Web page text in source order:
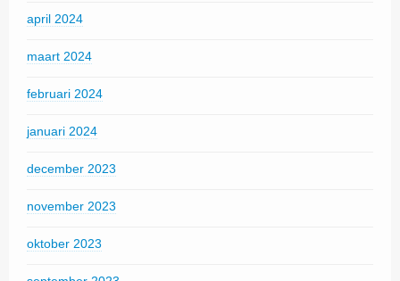
april 2024
maart 2024
februari 2024
januari 2024
december 2023
november 2023
oktober 2023